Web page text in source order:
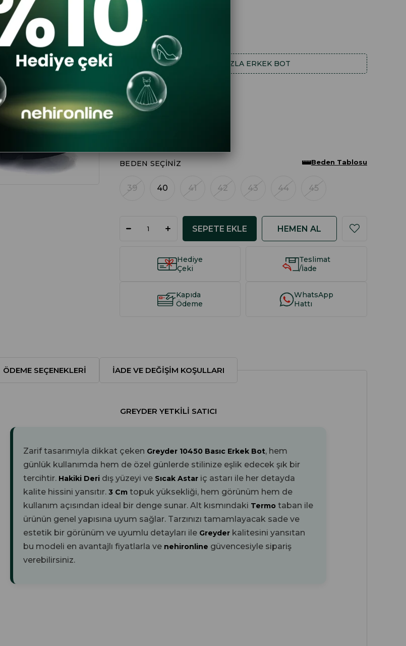
$115.61
DAHA FAZLA ERKEK BOT
RENK
BEDEN SEÇINIZ
39 40 41 42 43 44 45
Beden Tablosu
Hediye
Çeki
Teslimat
/İade
Kapıda
Ödeme
WhatsApp
Hattı
ÖDEME SEÇENEKLERI İADE VE DEĞIŞIM KOŞULLARI
GREYDER YETKILI SATICI
Zarif tasarımıyla dikkat çeken Greyder 10450 Basıc Erkek Bot, hem
günlük kullanımda hem de özel günlerde stilinize eşlik edecek şık bir
tercihtir. Hakiki Deri dış yüzeyi ve Sıcak Astar iç astarı ile her detayda
kalite hissini yansıtır. 3 Cm topuk yüksekliği, hem görünüm hem de
kullanım açısından ideal bir denge sunar. Alt kısmındaki Termo taban ile
ürünün genel yapısına uyum sağlar. Tarzınızı tamamlayacak sade ve
estetik bir görünüm ve uyumlu detayları ile Greyder kalitesini yansıtan
bu modeli en avantajlı fiyatlarla ve nehironline güvencesiyle sipariş
verebilirsiniz.